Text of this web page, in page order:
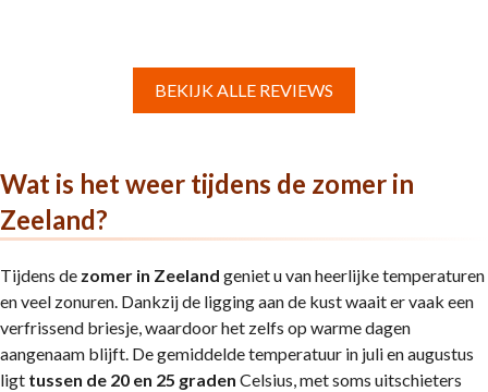
BEKIJK ALLE REVIEWS
Wat is het weer tijdens de zomer in
Zeeland?
Tijdens de zomer in Zeeland geniet u van heerlijke temperaturen
en veel zonuren. Dankzij de ligging aan de kust waait er vaak een
verfrissend briesje, waardoor het zelfs op warme dagen
aangenaam blijft. De gemiddelde temperatuur in juli en augustus
ligt tussen de 20 en 25 graden Celsius, met soms uitschieters